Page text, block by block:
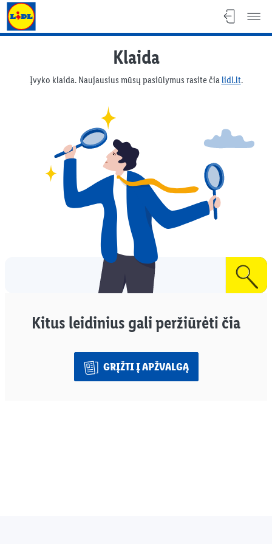
Lidl Lietuva - lidl.lt
Klaida
Įvyko klaida. Naujausius mūsų pasiūlymus rasite čia lidl.lt.
Kitus leidinius gali peržiūrėti čia
GRĮŽTI Į APŽVALGĄ